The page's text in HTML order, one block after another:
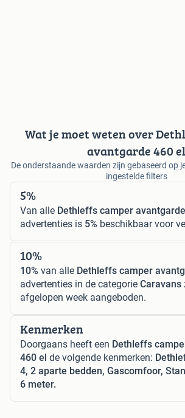
Wat je moet weten over
avantgarde 460 el
De onderstaande waarden zijn gebaseerd op
ingestelde filters
5%
Van alle Dethleffs camper
advertenties is 5% beschikbaar voor
10%
10% van alle Dethleffs camper
advertenties in de categorie Caravans
afgelopen week aangeboden.
Kenmerken
Doorgaans heeft een Dethleffs
460 el de volgende kenmerken:
4, 2 aparte bedden, Gascomfoor,
6 meter.